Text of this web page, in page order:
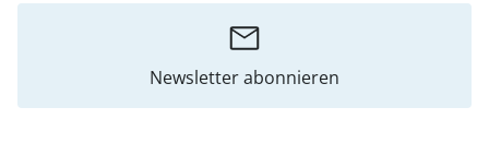
Newsletter abonnieren